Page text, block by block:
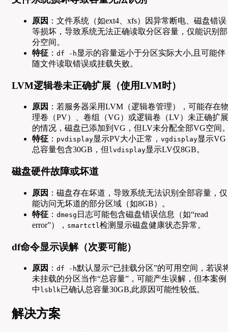
原因 ：文件系统（如ext4、xfs）因异常断电、磁盘错误
等损坏，导致系统无法正确读取分区容量，仅能识别部
分空间。
特征 ： df -h 显示的容量远小于分区实际大小,且可能伴
随文件读取错误或挂载失败。
LVM逻辑卷未正确扩展（使用LVM时）
原因 ：若服务器采用LVM（逻辑卷管理），可能存在
理卷（PV）、卷组（VG）或逻辑卷（LV）未正确扩展
的情况，磁盘已添加到VG，但LV未分配全部VG空间
特征 ： pvdisplay显示PV大小正常， vgdisplay显示VG
总容量包含30GB，但 lvdisplay显示LV仅8GB。
磁盘硬件故障或坏道
原因 ：磁盘存在坏道，导致系统无法识别全部容量，仅
能访问无坏道的部分区域（如8GB）。
特征 ： dmesg 日志可能包含磁盘错误信息（如“read
error”）， smartctl 检测显示磁盘健康状态异常。
df命令显示误解（次要可能）
原因 ： df -h默认显示“已挂载分区”的可用空间，若误
未挂载的分区当作“总容量”，可能产生误解，但本案例
中 lsblk已确认总容量30GB,此原因可能性较低。
解决方案